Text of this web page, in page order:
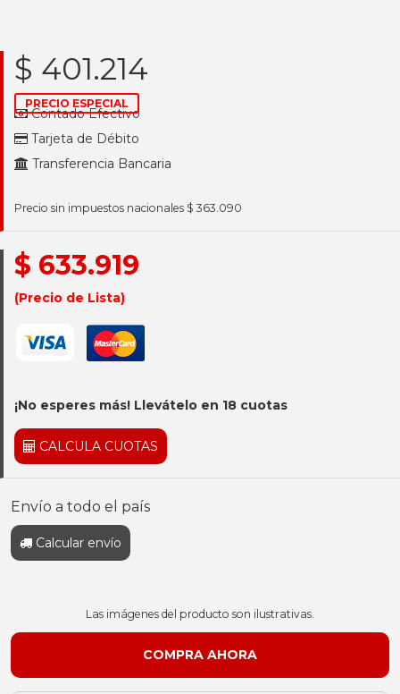
$ 401.214
PRECIO ESPECIAL
Contado Efectivo
Tarjeta de Débito
Transferencia Bancaria
Precio sin impuestos nacionales $ 363.090
$ 633.919
(Precio de Lista)
¡No esperes más! Llevátelo en 18 cuotas
CALCULA CUOTAS
Envío a todo el país
Calcular envío
Las imágenes del producto son ilustrativas.